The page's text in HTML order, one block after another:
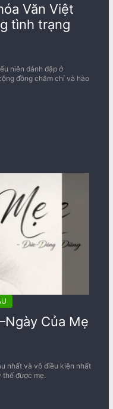
Văn Việt
tình trạng
niên đánh đập ở
đồng chăm chỉ và hào
Của Mẹ
nhất và vô điều kiện nhất
thế được mẹ.